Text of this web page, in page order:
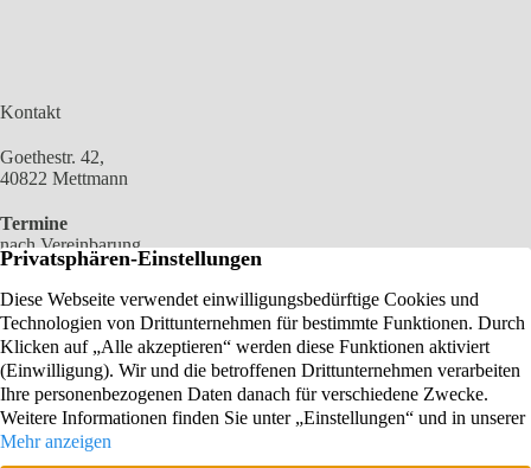
Kontakt
Goethestr. 42,
40822 Mettmann
Termine
nach Vereinbarung